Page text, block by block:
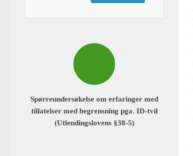
Spørreundersøkelse om erfaringer med
tillatelser med begrensning pga. ID-tvil
(Utlendingslovens §38-5)